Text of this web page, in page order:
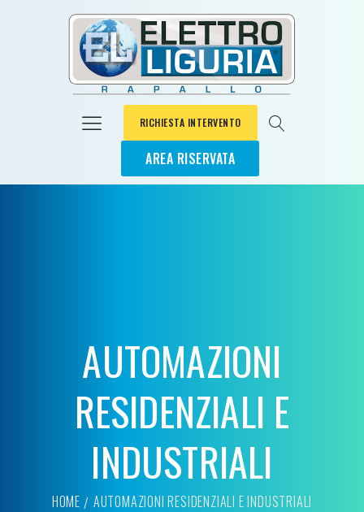
RICHIESTA INTERVENTO
AREA RISERVATA
AUTOMAZIONI
RESIDENZIALI E
INDUSTRIALI
HOME AUTOMAZIONI RESIDENZIALI E INDUSTRIALI